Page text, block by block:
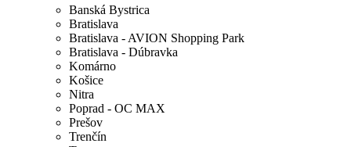
Banská Bystrica
Bratislava
Bratislava - AVION Shopping Park
Bratislava - Dúbravka
Komárno
Košice
Nitra
Poprad - OC MAX
Prešov
Trenčín